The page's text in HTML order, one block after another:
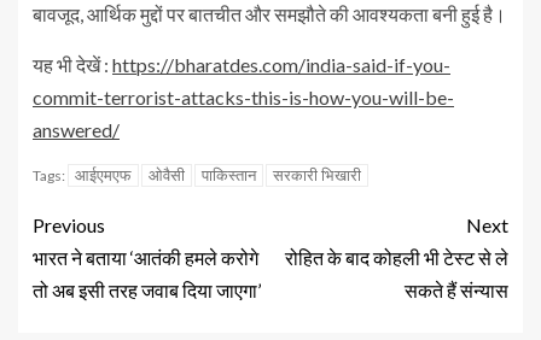
बावजूद, आर्थिक मुद्दों पर बातचीत और समझौते की आवश्यकता बनी हुई है।
यह भी देखें : https://bharatdes.com/india-said-if-you-
commit-terrorist-attacks-this-is-how-you-will-be-
answered/
Tags: आईएमएफ ओवैसी पाकिस्तान सरकारी भिखारी
Previous
भारत ने बताया ‘आतंकी हमले करोगे
तो अब इसी तरह जवाब दिया जाएगा’
Next
रोहित के बाद कोहली भी टेस्ट से ले
सकते हैं संन्यास